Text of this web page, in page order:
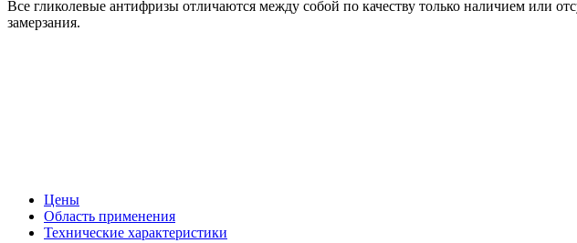
Все гликолевые антифризы отличаются между собой по качеству только наличием или
замерзания.
Цены
Область применения
Технические характеристики